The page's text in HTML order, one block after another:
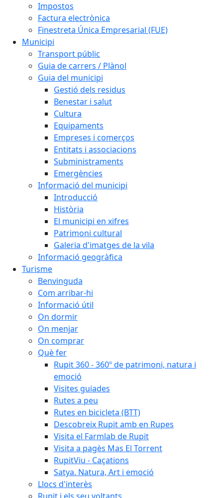
Impostos
Factura electrònica
Finestreta Única Empresarial (FUE)
Municipi
Transport públic
Guia de carrers / Plànol
Guia del municipi
Gestió dels residus
Benestar i salut
Cultura
Equipaments
Empreses i comerços
Entitats i associacions
Subministraments
Emergències
Informació del municipi
Introducció
Història
El municipi en xifres
Patrimoni cultural
Galeria d'imatges de la vila
Informació geogràfica
Turisme
Benvinguda
Com arribar-hi
Informació útil
On dormir
On menjar
On comprar
Què fer
Rupit 360 - 360º de patrimoni, natura i
emoció
Visites guiades
Rutes a peu
Rutes en bicicleta (BTT)
Descobreix Rupit amb en Rupes
Visita el Farmlab de Rupit
Visita a pagès Mas El Torrent
RupitViu - Caçations
Satya. Natura, Art i emoció
Llocs d'interès